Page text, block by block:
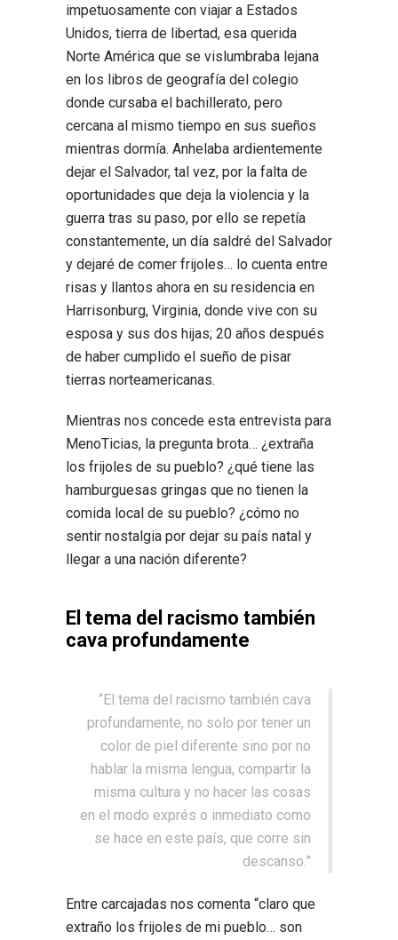
impetuosamente con viajar a Estados
Unidos, tierra de libertad, esa querida
Norte América que se vislumbraba lejana
en los libros de geografía del colegio
donde cursaba el bachillerato, pero
cercana al mismo tiempo en sus sueños
mientras dormía. Anhelaba ardientemente
dejar el Salvador, tal vez, por la falta de
oportunidades que deja la violencia y la
guerra tras su paso, por ello se repetía
constantemente, un día saldré del Salvador
y dejaré de comer frijoles… lo cuenta entre
risas y llantos ahora en su residencia en
Harrisonburg, Virginia, donde vive con su
esposa y sus dos hijas; 20 años después
de haber cumplido el sueño de pisar
tierras norteamericanas.
Mientras nos concede esta entrevista para
MenoTicias, la pregunta brota… ¿extraña
los frijoles de su pueblo? ¿qué tiene las
hamburguesas gringas que no tienen la
comida local de su pueblo? ¿cómo no
sentir nostalgia por dejar su país natal y
llegar a una nación diferente?
El tema del racismo también
cava profundamente
“El tema del racismo también cava
profundamente, no solo por tener un
color de piel diferente sino por no
hablar la misma lengua, compartir la
misma cultura y no hacer las cosas
en el modo exprés o inmediato como
se hace en este país, que corre sin
descanso.”
Entre carcajadas nos comenta “claro que
extraño los frijoles de mi pueblo… son